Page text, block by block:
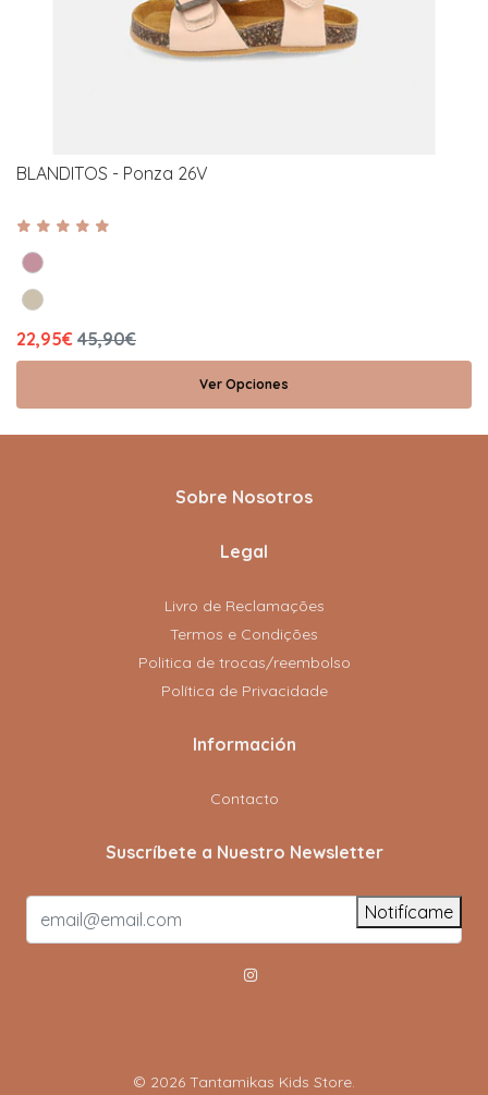
BLANDITOS - Ponza 26V
22,95€ 45,90€
Ver Opciones
Sobre Nosotros
Legal
Livro de Reclamações
Termos e Condições
Politica de trocas/reembolso
Política de Privacidade
Información
Contacto
Suscríbete a Nuestro Newsletter
Notifícame
© 2026 Tantamikas Kids Store.